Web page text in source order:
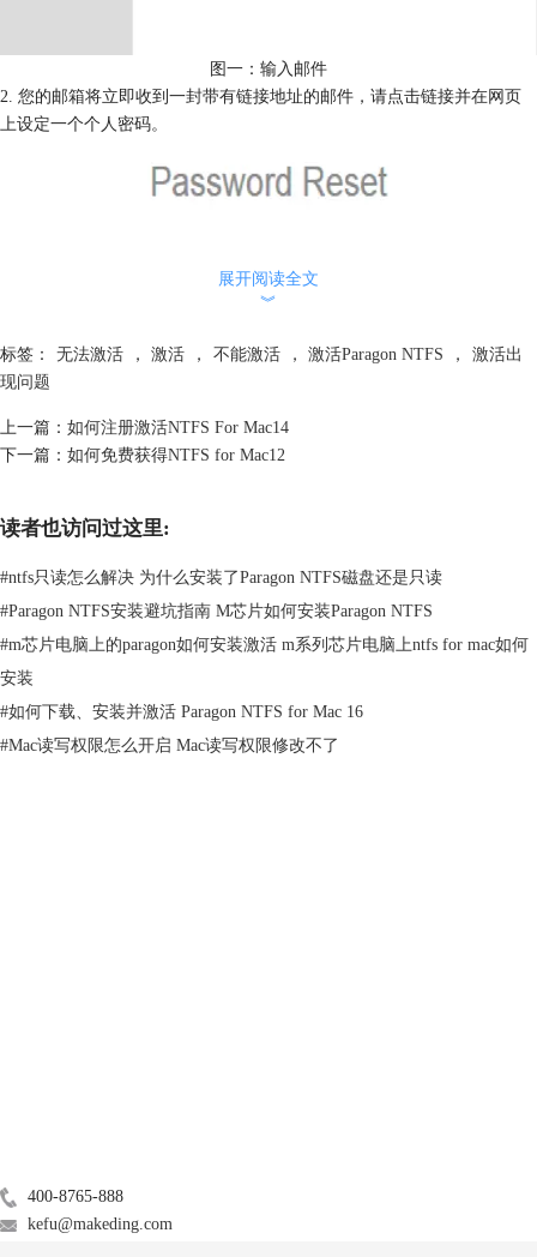
图一：输入邮件
2. 您的邮箱将立即收到一封带有链接地址的邮件，请点击链接并在网页
上设定一个个人密码。
图二：新密码
3. 在输入新密码并且点击“Password Reset”重设密码后，您将看到确认信
4. 现在您可以用您新的密码登陆MyParagon的网页了：https://my.paragon-
software.com/#/login
5. 在目录左侧的My products项下，您可以找到您的个人序列号以及
NTFS for Mac 14的链接。
展开阅读全文
︾
标签： 无法激活 ， 激活 ， 不能激活 ， 激活Paragon NTFS ，
激活出
现问题
上一篇： 如何注册激活NTFS For Mac14
下一篇： 如何免费获得NTFS for Mac12
读者也访问过这里:
#ntfs只读怎么解决 为什么安装了Paragon NTFS磁盘还是只读
#Paragon NTFS安装避坑指南 M芯片如何安装Paragon NTFS
#m芯片电脑上的paragon如何安装激活 m系列芯片电脑上ntfs for mac如何
安装
#如何下载、安装并激活 Paragon NTFS for Mac 16
#Mac读写权限怎么开启 Mac读写权限修改不了
400-8765-888
kefu@makeding.com